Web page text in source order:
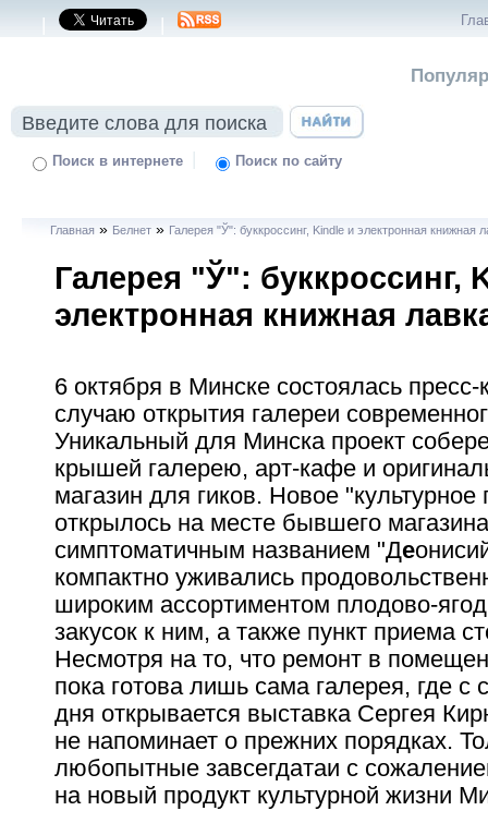
| |
Поиск в интернете | Поиск по сайту
Главная » Белнет » Галерея "Ў": буккроссинг, Kindle и электронная книжная
Галерея "Ў": буккроссинг,
электронная книжная
6 октября в Минске состоялась
случаю открытия галереи
Уникальный для Минска проект
крышей галерею, арт-кафе и
магазин для гиков. Новое "культурное
открылось на месте бывшего
симптоматичным названием "Де
компактно уживались
широким ассортиментом плодово-
закусок к ним, а также пункт приема
Несмотря на то, что ремонт в
пока готова лишь сама галерея, где с
дня открывается выставка Сергея
не напоминает о прежних порядках.
любопытные завсегдатаи с
на новый продукт культурной жизни